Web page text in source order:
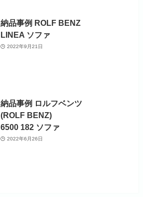
納品事例 ROLF BENZ
LINEA ソファ
2022年9月21日
納品事例 ロルフベンツ
(ROLF BENZ)
6500 182 ソファ
2022年6月26日